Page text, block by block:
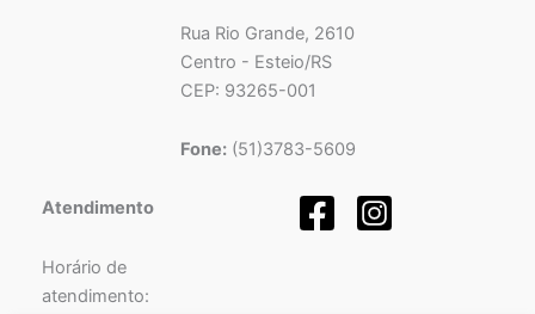
Rua Rio Grande, 2610
Centro - Esteio/RS
CEP: 93265-001
Fone:(51)3783-5609
Atendimento
Horário de
atendimento: